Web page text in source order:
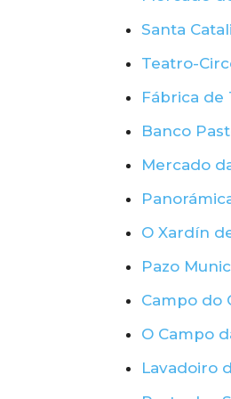
Santa
Teatro-
Fábrica de
Banco
Mercado
O Xardín
Pazo
Campo do
O Campo
Lavadoiro